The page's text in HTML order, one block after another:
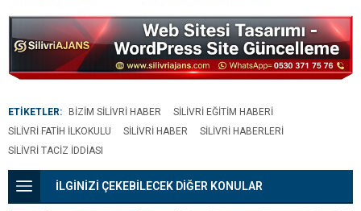
Futbolcumuz Bahis
Faaliyetinde Yer
Almamıştır”
yönetici disipline
ETİKETLER: BIZIM SILIVRI HABER
SILIVRI EĞITIM HABERI
SILIVRI FATIH İLKOKULU
SILIVRI HABER
SILIVRI HABERLERI
SILIVRI TACIZ IDDIASI
İLGİNİZİ ÇEKEBİLECEK DİĞER KONULAR